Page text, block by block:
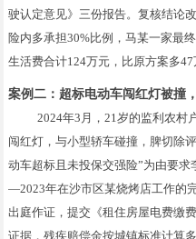
驶认定意见》三份报告。复核结论
险内多承担30%比例，马某一家最
生活费合计124万元，比原方案多47
案例二：超标电动车闯红灯被撞
2024年3月，21岁的监利农村
闯红灯，与小型轿车碰撞，脾切除
动车超标且未投保交强险”为由要
—2023年在沙市区某烧烤店工作的
出庭作证，提交《租住房屋电费缴
证据，残疾赔偿金按城镇标准计算